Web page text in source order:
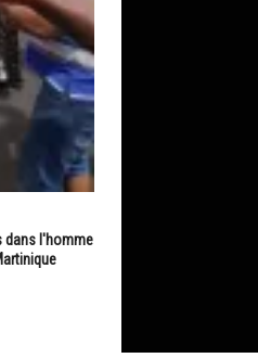
dans l'homme